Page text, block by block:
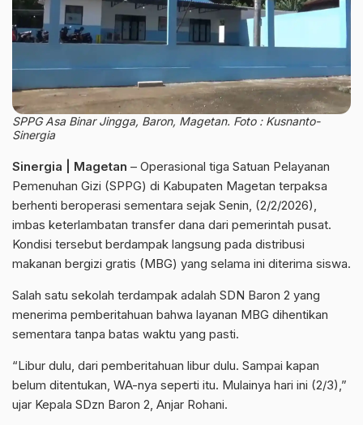
SPPG Asa Binar Jingga, Baron, Magetan. Foto : Kusnanto-
Sinergia
Sinergia | Magetan – Operasional tiga Satuan Pelayanan
Pemenuhan Gizi (SPPG) di Kabupaten Magetan terpaksa
berhenti beroperasi sementara sejak Senin, (2/2/2026),
imbas keterlambatan transfer dana dari pemerintah pusat.
Kondisi tersebut berdampak langsung pada distribusi
makanan bergizi gratis (MBG) yang selama ini diterima siswa.
Salah satu sekolah terdampak adalah SDN Baron 2 yang
menerima pemberitahuan bahwa layanan MBG dihentikan
sementara tanpa batas waktu yang pasti.
“Libur dulu, dari pemberitahuan libur dulu. Sampai kapan
belum ditentukan, WA-nya seperti itu. Mulainya hari ini (2/3),”
ujar Kepala SDzn Baron 2, Anjar Rohani.